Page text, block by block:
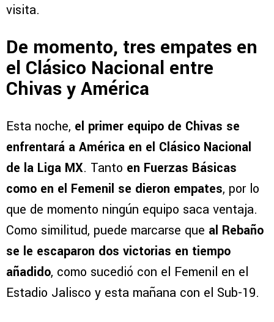
visita.
De momento, tres empates en
el Clásico Nacional entre
Chivas y América
Esta noche, el primer equipo de Chivas se
enfrentará a América en el Clásico Nacional
de la Liga MX. Tanto en Fuerzas Básicas
como en el Femenil se dieron empates, por lo
que de momento ningún equipo saca ventaja.
Como similitud, puede marcarse que al Rebaño
se le escaparon dos victorias en tiempo
añadido, como sucedió con el Femenil en el
Estadio Jalisco y esta mañana con el Sub-19.